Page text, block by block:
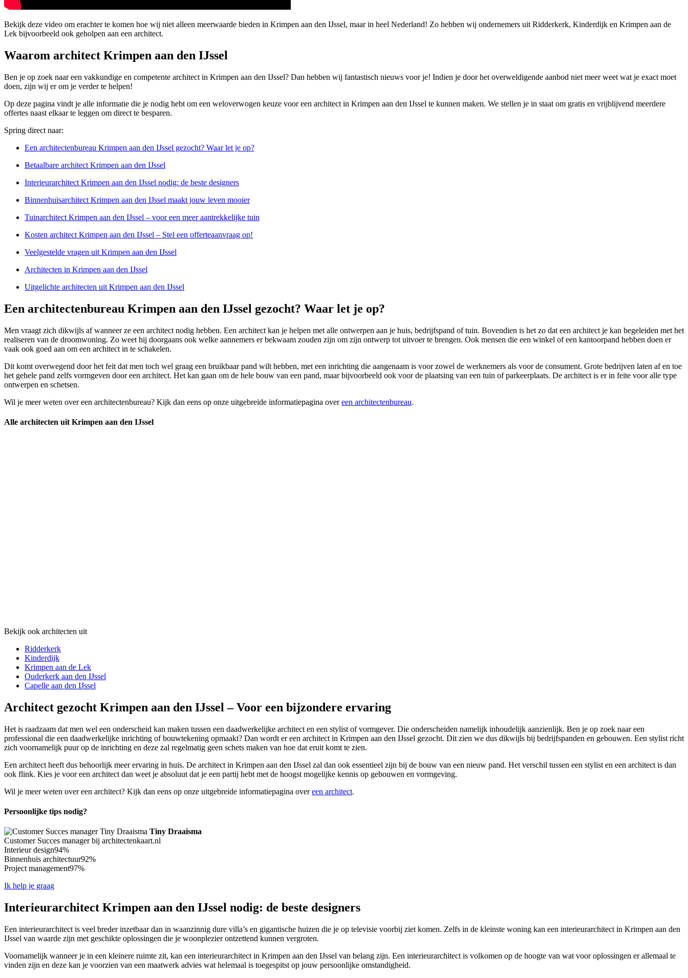
Bekijk deze video om erachter te komen hoe wij niet alleen meerwaarde bieden in Krimpen aan den IJssel, maar in heel Nederland! Zo hebben wij ondernemers uit Ridderkerk, Kinderdijk en Krimpen aan de
Lek bijvoorbeeld ook geholpen aan een architect.
Waarom architect Krimpen aan den IJssel
Ben je op zoek naar een vakkundige en competente architect in Krimpen aan den IJssel? Dan hebben wij fantastisch nieuws voor je! Indien je door het overweldigende aanbod niet meer weet wat je exact moet
doen, zijn wij er om je verder te helpen!
Op deze pagina vindt je alle informatie die je nodig hebt om een weloverwogen keuze voor een architect in Krimpen aan den IJssel te kunnen maken. We stellen je in staat om gratis en vrijblijvend meerdere
offertes naast elkaar te leggen om direct te besparen.
Spring direct naar:
Een architectenbureau Krimpen aan den IJssel gezocht? Waar let je op?
Betaalbare architect Krimpen aan den IJssel
Interieurarchitect Krimpen aan den IJssel nodig: de beste designers
Binnenhuisarchitect Krimpen aan den IJssel maakt jouw leven mooier
Tuinarchitect Krimpen aan den IJssel – voor een meer aantrekkelijke tuin
Kosten architect Krimpen aan den IJssel – Stel een offerteaanvraag op!
Veelgestelde vragen uit Krimpen aan den IJssel
Architecten in Krimpen aan den IJssel
Uitgelichte architecten uit Krimpen aan den IJssel
Een architectenbureau Krimpen aan den IJssel gezocht? Waar let je op?
Men vraagt zich dikwijls af wanneer ze een architect nodig hebben. Een architect kan je helpen met alle ontwerpen aan je huis, bedrijfspand of tuin. Bovendien is het zo dat een architect je kan begeleiden met het
realiseren van de droomwoning. Zo weet hij doorgaans ook welke aannemers er bekwaam zouden zijn om zijn ontwerp tot uitvoer te brengen. Ook mensen die een winkel of een kantoorpand hebben doen er
vaak ook goed aan om een architect in te schakelen.
Dit komt overwegend door het feit dat men toch wel graag een bruikbaar pand wilt hebben, met een inrichting die aangenaam is voor zowel de werknemers als voor de consument. Grote bedrijven laten af en toe
het gehele pand zelfs vormgeven door een architect. Het kan gaan om de hele bouw van een pand, maar bijvoorbeeld ook voor de plaatsing van een tuin of parkeerplaats. De architect is er in feite voor alle type
ontwerpen en schetsen.
Wil je meer weten over een architectenbureau? Kijk dan eens op onze uitgebreide informatiepagina overeen architectenbureau.
Alle architecten uit Krimpen aan den IJssel
Bekijk ook architecten uit
Ridderkerk
Kinderdijk
Krimpen aan de Lek
Ouderkerk aan den IJssel
Capelle aan den IJssel
Architect gezocht Krimpen aan den IJssel – Voor een bijzondere ervaring
Het is raadzaam dat men wel een onderscheid kan maken tussen een daadwerkelijke architect en een stylist of vormgever. Die onderscheiden namelijk inhoudelijk aanzienlijk. Ben je op zoek naar een
professional die een daadwerkelijke inrichting of bouwtekening opmaakt? Dan wordt er een architect in Krimpen aan den IJssel gezocht. Dit zien we dus dikwijls bij bedrijfspanden en gebouwen. Een stylist richt
zich voornamelijk puur op de inrichting en deze zal regelmatig geen schets maken van hoe dat eruit komt te zien.
Een architect heeft dus behoorlijk meer ervaring in huis. De architect in Krimpen aan den IJssel zal dan ook essentieel zijn bij de bouw van een nieuw pand. Het verschil tussen een stylist en een architect is dan
ook flink. Kies je voor een architect dan weet je absoluut dat je een partij hebt met de hoogst mogelijke kennis op gebouwen en vormgeving.
Wil je meer weten over een architect? Kijk dan eens op onze uitgebreide informatiepagina overeen architect.
Persoonlijke tips nodig?
Tiny Draaisma
Customer Succes manager bij architectenkaart.nl
Interieur design94%
Binnenhuis architectuur92%
Project management97%
Ik help je graag
Interieurarchitect Krimpen aan den IJssel nodig: de beste designers
Een interieurarchitect is veel breder inzetbaar dan in waanzinnig dure villa’s en gigantische huizen die je op televisie voorbij ziet komen. Zelfs in de kleinste woning kan een interieurarchitect in Krimpen aan den
IJssel van waarde zijn met geschikte oplossingen die je woonplezier ontzettend kunnen vergroten.
Voornamelijk wanneer je in een kleinere ruimte zit, kan een interieurarchitect in Krimpen aan den IJssel van belang zijn. Een interieurarchitect is volkomen op de hoogte van wat voor oplossingen er allemaal te
vinden zijn en deze kan je voorzien van een maatwerk advies wat helemaal is toegespitst op jouw persoonlijke omstandigheid.